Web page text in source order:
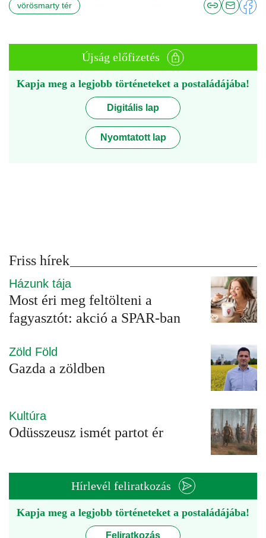
vörösmarty tér
Újság előfizetés
Kapja meg a legjobb történeteket a postaládájába!
Digitális lap
Nyomtatott lap
Friss hírek
Házunk tája
Most éri meg feltölteni a
fagyasztót: akció a SPAR-ban
Zöld Föld
Gazda a zöldben
Kultúra
Odüsszeusz ismét partot ér
Hírlevél feliratkozás
Kapja meg a legjobb történeteket a postaládájába!
Feliratkozás